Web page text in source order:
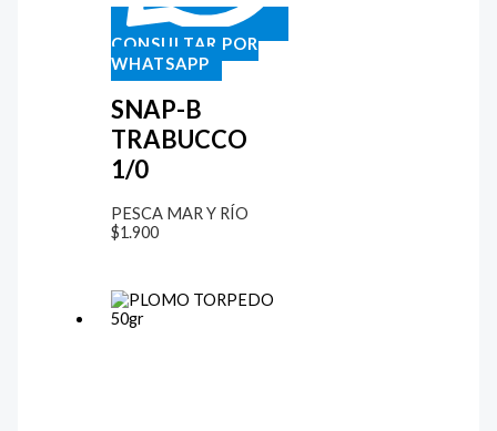
CONSULTAR POR
WHATSAPP
SNAP-B
TRABUCCO
1/0
PESCA MAR Y RÍO
$1.900